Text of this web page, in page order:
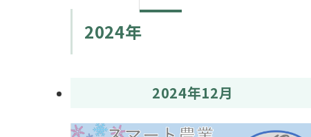
2024年
2024年12月